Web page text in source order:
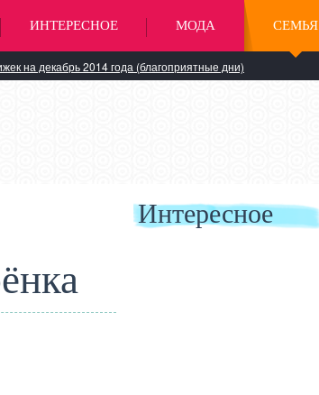
ИНТЕРЕСНОЕ МОДА СЕМЬЯ
на декабрь 2014 года (благоприятные дни)
Интересное